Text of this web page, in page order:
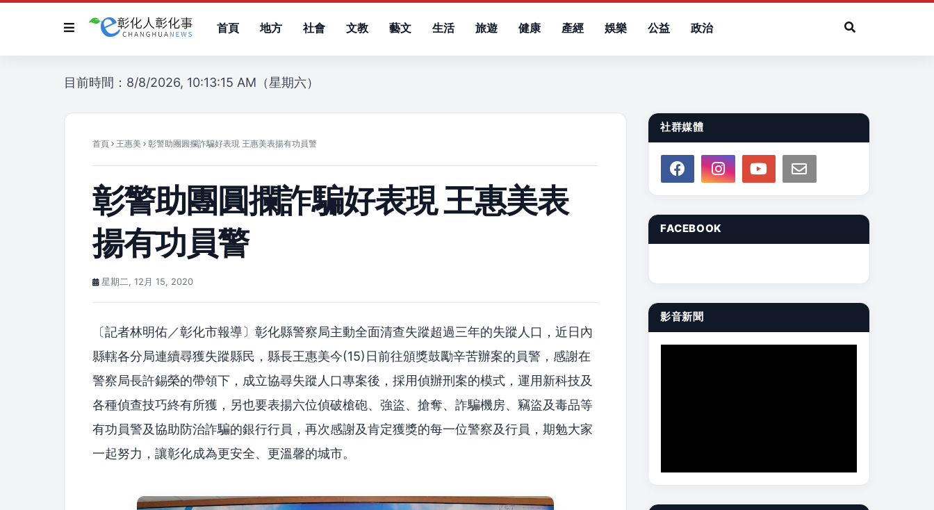
首頁 地方 社會 文教 藝文 生活 旅遊 健康 產經 娛樂 公益 政治
目前時間：8/8/2026, 10:13:15 AM（星期六）
首頁 王惠美 彰警助團圓攔詐騙好表現 王惠美表揚有功員警
彰警助團圓攔詐騙好表現 王惠美表
揚有功員警
星期二, 12月 15, 2020
〔記者林明佑／彰化市報導〕彰化縣警察局主動全面清查失蹤超過三年的失蹤人口，近日內
縣轄各分局連續尋獲失蹤縣民，縣長王惠美今(15)日前往頒獎鼓勵辛苦辦案的員警，感謝在
警察局長許錫榮的帶領下，成立協尋失蹤人口專案後，採用偵辦刑案的模式，運用新科技及
各種偵查技巧終有所獲，另也要表揚六位偵破槍砲、強盜、搶奪、詐騙機房、竊盜及毒品等
有功員警及協助防治詐騙的銀行行員，再次感謝及肯定獲獎的每一位警察及行員，期勉大家
一起努力，讓彰化成為更安全、更溫馨的城市。
社群媒體
FACEBOOK
影音新聞